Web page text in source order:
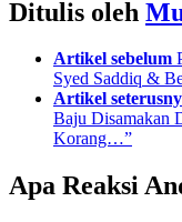
Ditulis oleh
Artikel sebelum
Syed Saddiq &
Artikel
Baju Disamakan
Korang…”
Apa Reaksi